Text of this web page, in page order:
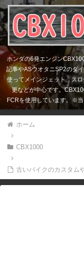
ホンダの6発エンジン
記事やASウオタニSP2のダ
使ってメインジェット、ス
更などが中心です。
FCRを使用しています。※当
ホーム
CBX1000
古いバイクのカスタム